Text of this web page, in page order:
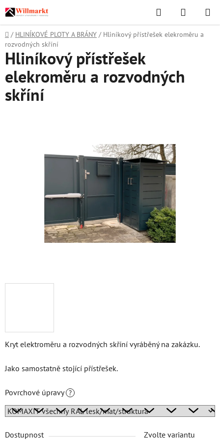
Přejít
na
obsah
Hledat
KOŠÍK
Domů
/ HLINÍKOVÉ PLOTY A BRÁNY / Hliníkový přístřešek elekroměru a
rozvodných skříní
Kryt elektroměru a rozvodných skříní vyráběný na zakázku.
Jako samostatně stojící přístřešek.
Povrchové úpravy ?
Dostupnost
Zvolte variantu
Hliníkový přístřešek
elekroměru a rozvodných
skříní